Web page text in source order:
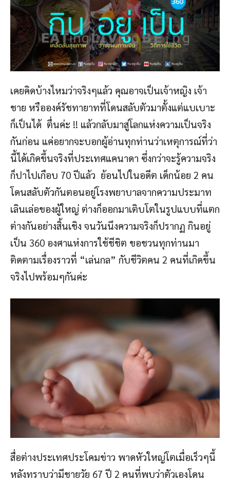
เคยคิดบ้างไหมว่าจริงๆแล้ว คุณอาจเป็นเจ้าหญิง เจ้า
ชาย หรือองค์รัชทายาทที่โดนสลับตัวมาตั้งแต่แบเบาะ
ก็เป็นได้ ตื่นค่ะ !! แล้วกลับมาสู่โลกแห่งความเป็นจริง
กันก่อน แค่อยากจะบอกผู้อ่านทุกท่านว่าเหตุการณ์ที่ว่า
นี้ได้เกิดขึ้นจริงที่ประเทศแคนาดา ซึ่งกว่าจะรู้ความจริง
ก็ปาไปเกือบ 70 ปีแล้ว ย้อนไปในอดีต เด็กน้อย 2 คน
โดนสลับตัวกันตอนอยู่โรงพยาบาลจากความประมาท
เลินเล่อของผู้ใหญ่ ต่างก็ออกมาเติบโตในรูปแบบที่แตก
ต่างกันอย่างสิ้นเชิง จนวันนึงความจริงก็ปรากฏ กินอยู่
เป็น 360 องศาแห่งการใช้ชีชิต ขอชวนทุกท่านมา
ติดตามเรื่องราวที่ “เล่นกล” กับชีวิตคน 2 คนที่เกิดขึ้น
จริงไปพร้อมๆกันค่ะ
สื่อต่างประเทศประโคมข่าว พาดหัวใหญ่โตเมื่อเร็วๆนี้
หลังทราบว่ามีชายวัย 67 ปี 2 คนที่พบว่าตัวเองโดน